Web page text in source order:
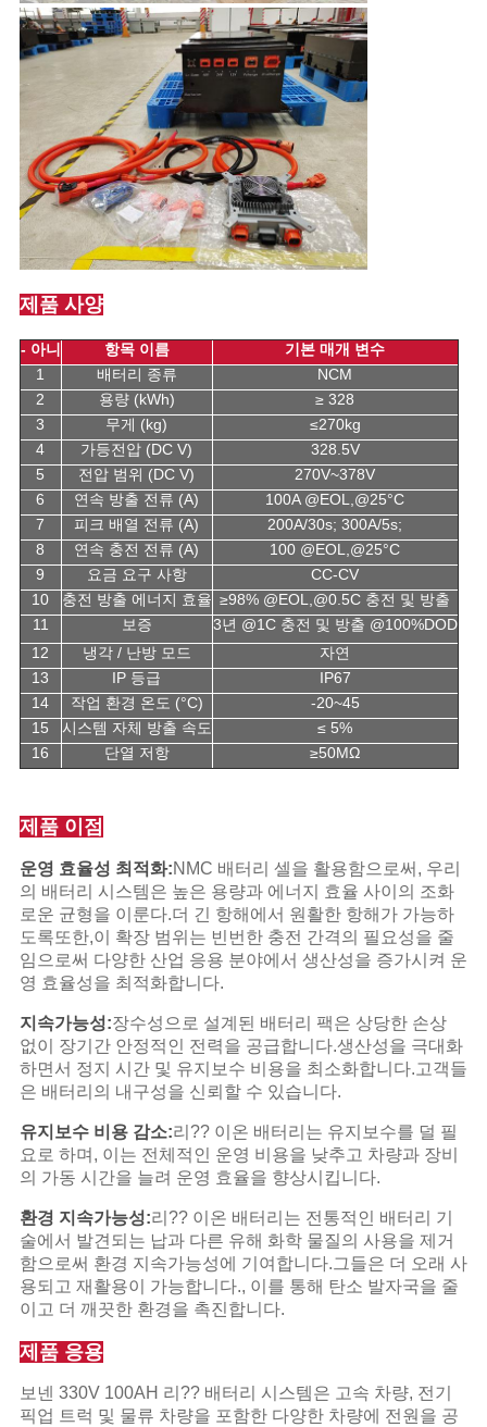
제품 사양
- 아니 항목 이름
기본 매개 변수
1
배터리 종류
NCM
2
용량 (kWh)
≥ 328
3
무게 (kg)
≤270kg
4
가등전압 (DC V)
328.5V
5
전압 범위 (DC V)
270V~378V
6
연속 방출 전류 (A)
100A @EOL,@25°C
7
피크 배열 전류 (A)
200A/30s; 300A/5s;
8
연속 충전 전류 (A)
100 @EOL,@25°C
9
요금 요구 사항
CC-CV
10
충전 방출 에너지 효율 ≥98% @EOL,@0.5C 충전 및 방출
11
보증
3년 @1C 충전 및 방출 @100%DOD
12
냉각 / 난방 모드
자연
13
IP 등급
IP67
14
작업 환경 온도 (°C)
-20~45
15
시스템 자체 방출 속도
≤ 5%
16
단열 저항 ≥50MΩ
제품 이점
운영 효율성 최적화:NMC 배터리 셀을 활용함으로써, 우리
의 배터리 시스템은 높은 용량과 에너지 효율 사이의 조화
로운 균형을 이룬다.더 긴 항해에서 원활한 항해가 가능하
도록또한,이 확장 범위는 빈번한 충전 간격의 필요성을 줄
임으로써 다양한 산업 응용 분야에서 생산성을 증가시켜 운
영 효율성을 최적화합니다.
지속가능성:장수성으로 설계된 배터리 팩은 상당한 손상
없이 장기간 안정적인 전력을 공급합니다.생산성을 극대화
하면서 정지 시간 및 유지보수 비용을 최소화합니다.고객들
은 배터리의 내구성을 신뢰할 수 있습니다.
유지보수 비용 감소:리?? 이온 배터리는 유지보수를 덜 필
요로 하며, 이는 전체적인 운영 비용을 낮추고 차량과 장비
의 가동 시간을 늘려 운영 효율을 향상시킵니다.
환경 지속가능성:리?? 이온 배터리는 전통적인 배터리 기
술에서 발견되는 납과 다른 유해 화학 물질의 사용을 제거
함으로써 환경 지속가능성에 기여합니다.그들은 더 오래 사
용되고 재활용이 가능합니다., 이를 통해 탄소 발자국을 줄
이고 더 깨끗한 환경을 촉진합니다.
제품 응용
보넨 330V 100AH 리?? 배터리 시스템은 고속 차량, 전기
픽업 트럭 및 물류 차량을 포함한 다양한 차량에 전원을 공